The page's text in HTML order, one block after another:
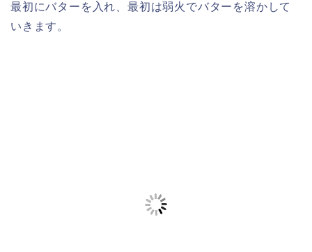
最初にバターを入れ、最初は弱火でバターを溶かして
いきます。